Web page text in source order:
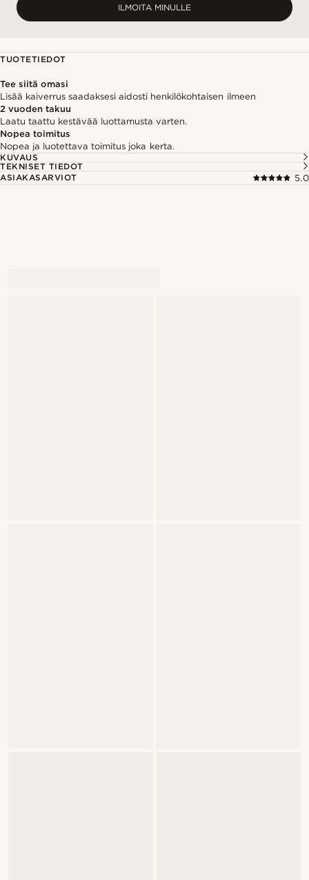
ILMOITA MINULLE
TUOTETIEDOT
Tee siitä omasi
Lisää kaiverrus saadaksesi aidosti henkilökohtaisen ilmeen
2 vuoden takuu
Laatu taattu kestävää luottamusta varten.
Nopea toimitus
Nopea ja luotettava toimitus joka kerta.
KUVAUS
TEKNISET TIEDOT
ASIAKASARVIOT
5.0